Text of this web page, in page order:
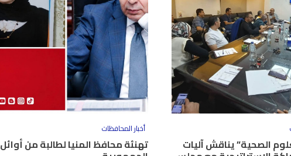
الصحية” يناقش آليات
أخبار المحافظات
تهنئة محافظ المنيا لطالبة من أوائل